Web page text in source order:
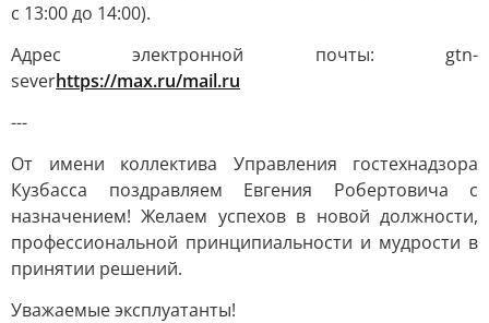
с 13:00 до 14:00).
Адрес электронной почты: gtn-
severhttps://max.ru/mail.ru
---
От имени коллектива Управления гостехнадзора
Кузбасса поздравляем Евгения Робертовича с
назначением! Желаем успехов в новой должности,
профессиональной принципиальности и мудрости в
принятии решений.
Уважаемые эксплуатанты!